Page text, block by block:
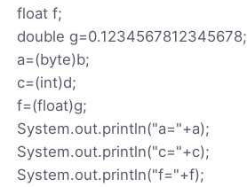
float f;
double g=0.1234567812345678;
a=(byte)b;
c=(int)d;
f=(float)g;
System.out.println("a="+a);
System.out.println("c="+c);
System.out.println("f="+f);